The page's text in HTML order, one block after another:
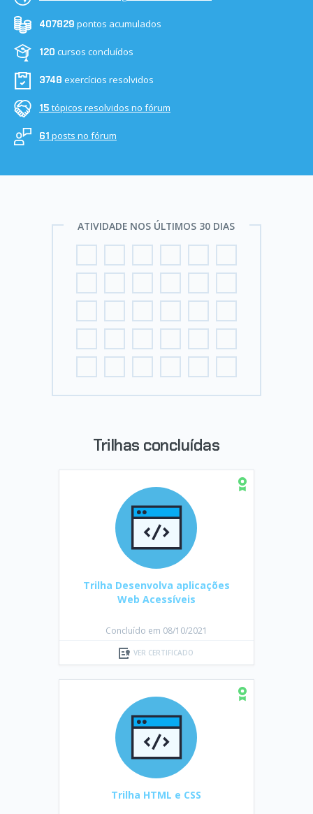
407829 pontos acumulados
120 cursos concluídos
3748 exercícios resolvidos
15 tópicos resolvidos no fórum
61 posts no fórum
ATIVIDADE NOS ÚLTIMOS 30 DIAS
Trilhas concluídas
Trilha Desenvolva aplicações
Web Acessíveis
Concluído em 08/10/2021
VER CERTIFICADO
Trilha HTML e CSS